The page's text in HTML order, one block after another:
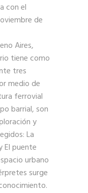
con el
de
Aires,
tiene como
tres
medio de
ferrovial
barrial, son
y
La
El puente
urbano
surge